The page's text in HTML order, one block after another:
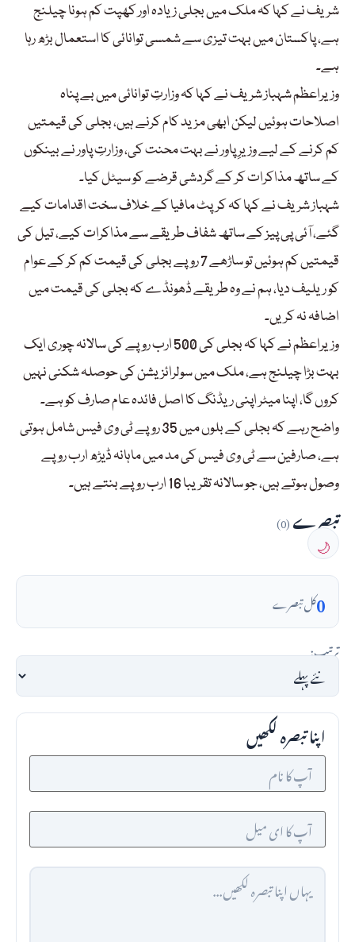
شریف نے کہا کہ ملک میں بجلی زیادہ اور کھپت کم ہونا چیلنج
ہے، پاکستان میں بہت تیزی سے شمسی توانائی کا استعمال بڑھ رہا
ہے۔
وزیراعظم شہباز شریف نے کہا کہ وزارتِ توانائی میں بے پناہ
اصلاحات ہوئیں لیکن ابھی مزید کام کرنے ہیں، بجلی کی قیمتیں
کم کرنے کے لیے وزیرِ پاور نے بہت محنت کی، وزارتِ پاور نے بینکوں
کے ساتھ مذاکرات کر کے گردشی قرضے کو سیٹل کیا۔
شہباز شریف نے کہا کہ کرپٹ مافیا کے خلاف سخت اقدامات کیے
گئے، آئی پی پیز کے ساتھ شفاف طریقے سے مذاکرات کیے، تیل کی
قیمتیں کم ہوئیں تو ساڑھے 7 روپے بجلی کی قیمت کم کر کے عوام
کو ریلیف دیا، ہم نے وہ طریقے ڈھونڈے کہ بجلی کی قیمت میں
اضافہ نہ کریں۔
وزیراعظم نے کہا کہ بجلی کی 500 ارب روپے کی سالانہ چوری ایک
بہت بڑا چیلنج ہے، ملک میں سولرائزیشن کی حوصلہ شکنی نہیں
کروں گا، اپنا میٹر اپنی ریڈنگ کا اصل فائدہ عام صارف کو ہے۔
واضح رہے کہ بجلی کے بلوں میں 35 روپے ٹی وی فیس شامل ہوتی
ہے، صارفین سے ٹی وی فیس کی مد میں ماہانہ ڈیڑھ ارب روپے
وصول ہوتے ہیں، جو سالانہ تقریبا 16 ارب روپے بنتے ہیں۔
تبصرے(0)
🌙
0کل تبصرے
ترتیب:
اپنا تبصرہ لکھیں